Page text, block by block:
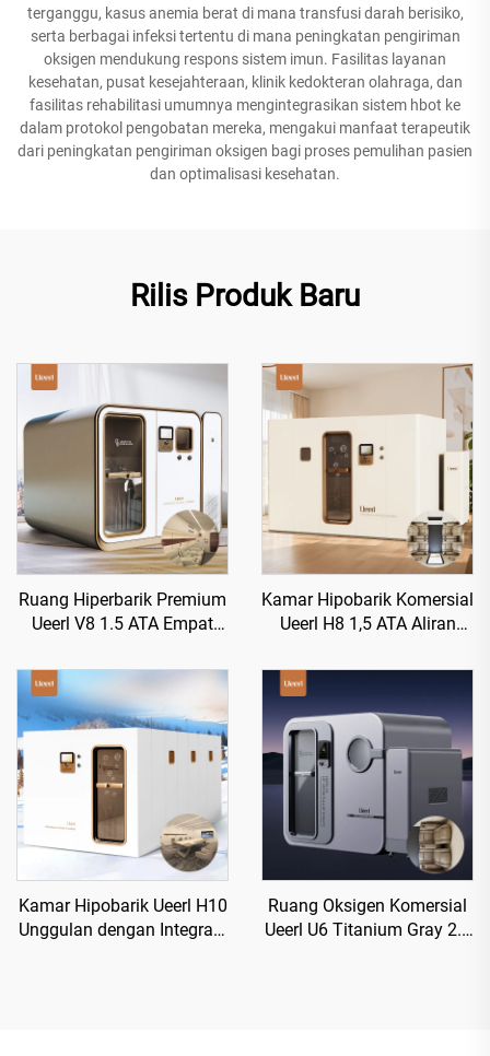
terganggu, kasus anemia berat di mana transfusi darah berisiko,
serta berbagai infeksi tertentu di mana peningkatan pengiriman
oksigen mendukung respons sistem imun. Fasilitas layanan
kesehatan, pusat kesejahteraan, klinik kedokteran olahraga, dan
fasilitas rehabilitasi umumnya mengintegrasikan sistem hbot ke
dalam protokol pengobatan mereka, mengakui manfaat terapeutik
dari peningkatan pengiriman oksigen bagi proses pemulihan pasien
dan optimalisasi kesehatan.
Rilis Produk Baru
Ruang Hiperbarik Premium
Ueerl V8 1.5 ATA Empat
Mewah Kelas Atas
Kamar Hipobarik Komersial
Ueerl H8 1,5 ATA Aliran
Kecantikan
Kamar Hipobarik Ueerl H10
Unggulan dengan Integrasi
Ruang Oksigen Komersial
Ueerl U6 Titanium Gray 2.0